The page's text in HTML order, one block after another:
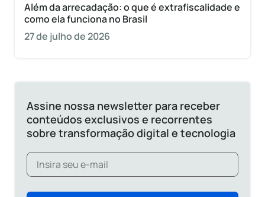
Além da arrecadação: o que é extrafiscalidade e
como ela funciona no Brasil
27 de julho de 2026
Assine nossa newsletter para receber
conteúdos exclusivos e recorrentes
sobre transformação digital e tecnologia